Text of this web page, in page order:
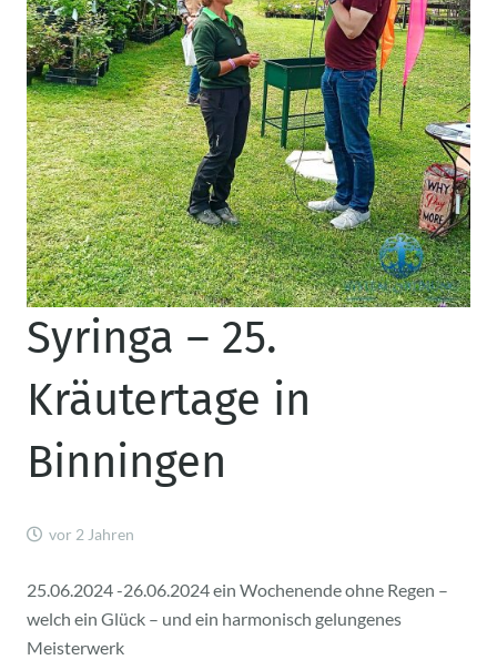
Syringa – 25.
Kräutertage in
Binningen
vor 2 Jahren
25.06.2024 -26.06.2024 ein Wochenende ohne Regen –
welch ein Glück – und ein harmonisch gelungenes
Meisterwerk